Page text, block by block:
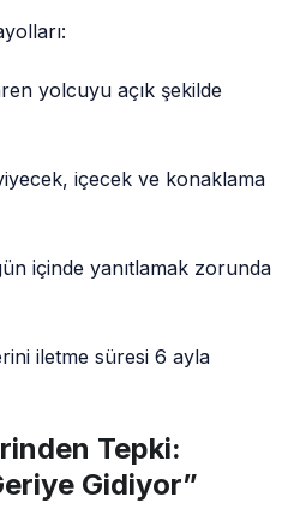
yolcuyu açık şekilde
içecek ve konaklama
içinde yanıtlamak zorunda
iletme süresi 6 ayla
Tepki:
Gidiyor”